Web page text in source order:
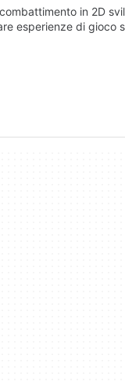
in 2D
esperienze di gioco